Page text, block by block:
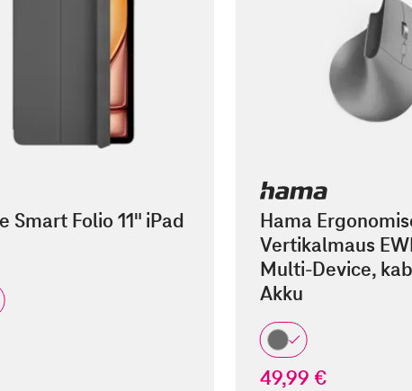
Smart Folio 11" iPad
Hama
Vertikalmaus
Multi-Device,
Akku
49,99 €